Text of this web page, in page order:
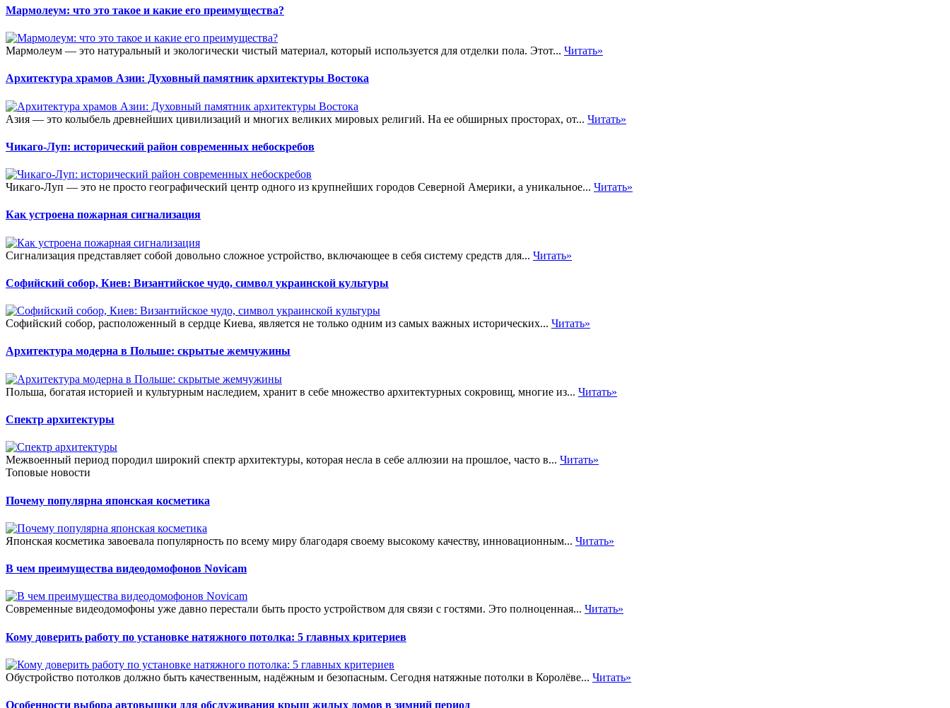
Мармолеум: что это такое и какие его преимущества?
Мармолеум — это натуральный и экологически чистый материал, который используется для отделки пола. Этот... Читать»
Архитектура храмов Азии: Духовный памятник архитектуры Востока
Азия — это колыбель древнейших цивилизаций и многих великих мировых религий. На ее обширных просторах, от... Читать»
Чикаго-Луп: исторический район современных небоскребов
Чикаго-Луп — это не просто географический центр одного из крупнейших городов Северной Америки, а уникальное... Читать»
Как устроена пожарная сигнализация
Сигнализация представляет собой довольно сложное устройство, включающее в себя систему средств для... Читать»
Софийский собор, Киев: Византийское чудо, символ украинской культуры
Софийский собор, расположенный в сердце Киева, является не только одним из самых важных исторических... Читать»
Архитектура модерна в Польше: скрытые жемчужины
Польша, богатая историей и культурным наследием, хранит в себе множество архитектурных сокровищ, многие из... Читать»
Спектр архитектуры
Межвоенный период породил широкий спектр архитектуры, которая несла в себе аллюзии на прошлое, часто в... Читать»
Топовые новости
Почему популярна японская косметика
Японская косметика завоевала популярность по всему миру благодаря своему высокому качеству, инновационным... Читать»
В чем преимущества видеодомофонов Novicam
Современные видеодомофоны уже давно перестали быть просто устройством для связи с гостями. Это полноценная... Читать»
Кому доверить работу по установке натяжного потолка: 5 главных критериев
Обустройство потолков должно быть качественным, надёжным и безопасным. Сегодня натяжные потолки в Королёве... Читать»
Особенности выбора автовышки для обслуживания крыш жилых домов в зимний период